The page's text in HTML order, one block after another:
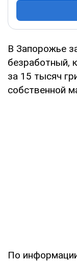
В Запорожье
безработный,
за 15 тысяч
собственной
По